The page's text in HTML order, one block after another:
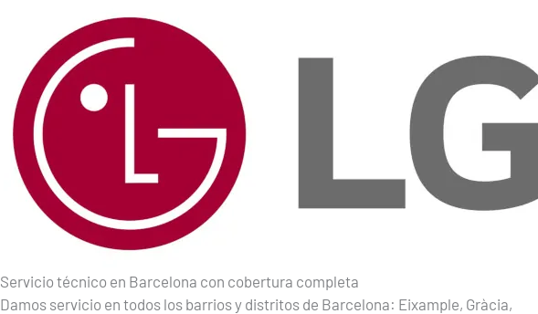
Servicio técnico en Barcelona con cobertura completa
Damos servicio en todos los barrios y distritos de Barcelona: Eixample, Gràcia,